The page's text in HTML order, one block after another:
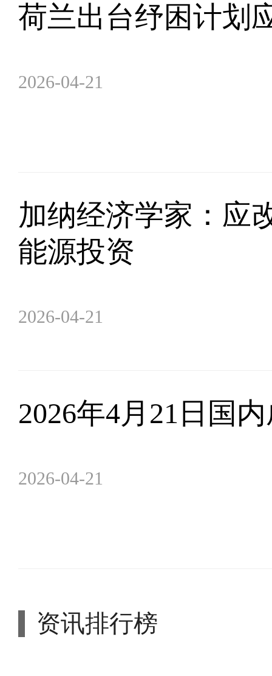
荷兰出台纾困计划
2026-04-21
加纳经济学家：应
能源投资
2026-04-21
2026年4月21日国
2026-04-21
资讯排行榜